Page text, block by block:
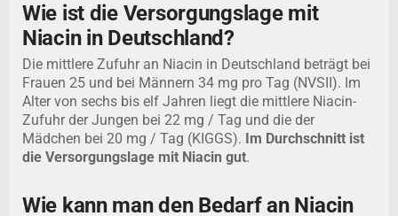
Wie ist die Versorgungslage mit
Niacin in Deutschland?
Die mittlere Zufuhr an Niacin in Deutschland beträgt bei
Frauen 25 und bei Männern 34 mg pro Tag (NVSII). Im
Alter von sechs bis elf Jahren liegt die mittlere Niacin-
Zufuhr der Jungen bei 22 mg / Tag und die der
Mädchen bei 20 mg / Tag (KIGGS). Im Durchschnitt ist
die Versorgungslage mit Niacin gut.
Wie kann man den Bedarf an Niacin